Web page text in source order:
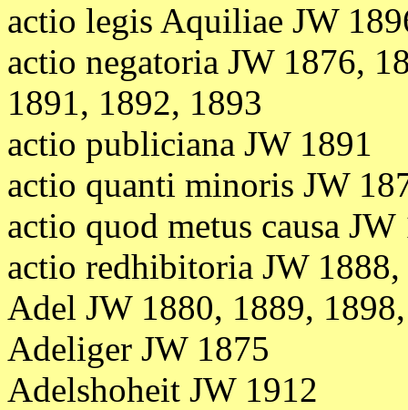
actio legis Aquiliae JW
actio negatoria JW 1876,
1891, 1892, 1893
actio publiciana JW 1891
actio quanti minoris JW
actio quod metus causa JW
actio redhibitoria JW
Adel JW 1880, 1889,
Adeliger JW 1875
Adelshoheit JW 1912